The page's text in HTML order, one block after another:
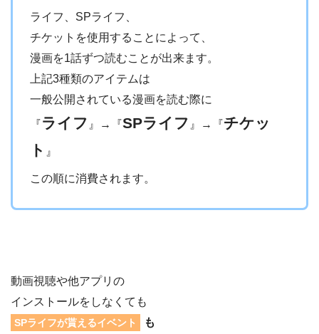
ライフ、SPライフ、
チケットを使用することによって、
漫画を1話ずつ読むことが出来ます。
上記3種類のアイテムは
一般公開されている漫画を読む際に
『ライフ 』→『SPライフ 』→『チケッ
ト 』
この順に消費されます。
動画視聴や他アプリの
インストールをしなくても
SPライフが貰えるイベント
も